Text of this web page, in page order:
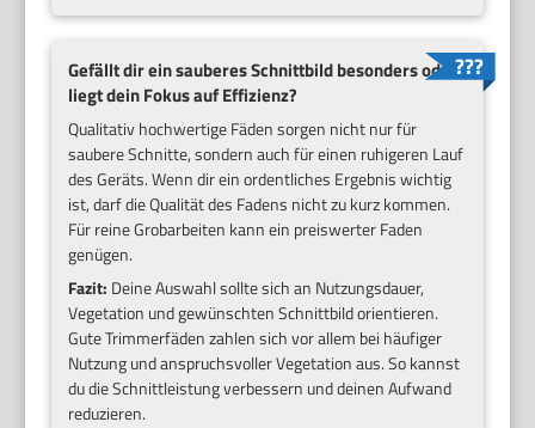
Gefällt dir ein sauberes Schnittbild besonders oder
liegt dein Fokus auf Effizienz?
Qualitativ hochwertige Fäden sorgen nicht nur für
saubere Schnitte, sondern auch für einen ruhigeren Lauf
des Geräts. Wenn dir ein ordentliches Ergebnis wichtig
ist, darf die Qualität des Fadens nicht zu kurz kommen.
Für reine Grobarbeiten kann ein preiswerter Faden
genügen.
Fazit: Deine Auswahl sollte sich an Nutzungsdauer,
Vegetation und gewünschten Schnittbild orientieren.
Gute Trimmerfäden zahlen sich vor allem bei häufiger
Nutzung und anspruchsvoller Vegetation aus. So kannst
du die Schnittleistung verbessern und deinen Aufwand
reduzieren.